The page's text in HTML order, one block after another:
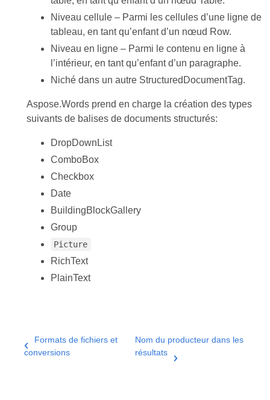
Niveau cellule – Parmi les cellules d’une ligne de
tableau, en tant qu’enfant d’un nœud Row.
Niveau en ligne – Parmi le contenu en ligne à
l’intérieur, en tant qu’enfant d’un paragraphe.
Niché dans un autre StructuredDocumentTag.
Aspose.Words prend en charge la création des types
suivants de balises de documents structurés:
DropDownList
ComboBox
Checkbox
Date
BuildingBlockGallery
Group
Picture
RichText
PlainText
Formats de fichiers et
conversions
Nom du producteur dans les
résultats